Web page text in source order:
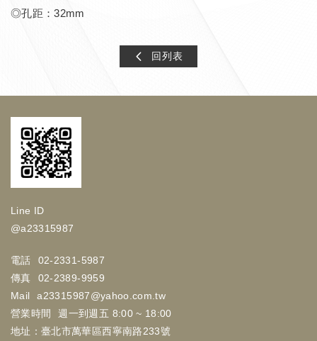
◎孔距：32mm
回列表
Line ID
@a23315987
電話
02-2331-5987
傳真
02-2389-9959
Mail
a23315987@yahoo.com.tw
營業時間
週一到週五 8:00 ~ 18:00
地址：臺北市萬華區西寧南路233號